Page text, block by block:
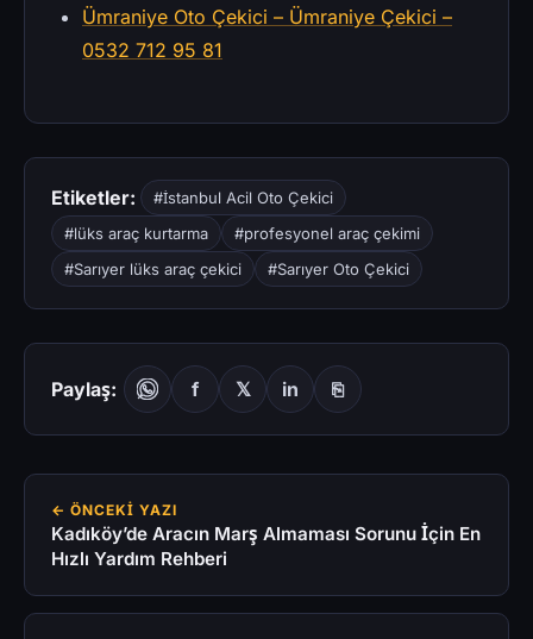
Ümraniye Oto Çekici – Ümraniye Çekici –
0532 712 95 81
Etiketler:
#İstanbul Acil Oto Çekici
#lüks araç kurtarma
#profesyonel araç çekimi
#Sarıyer lüks araç çekici
#Sarıyer Oto Çekici
Paylaş: f 𝕏 in ⎘
← ÖNCEKI YAZI
Kadıköy’de Aracın Marş Almaması Sorunu İçin En
Hızlı Yardım Rehberi